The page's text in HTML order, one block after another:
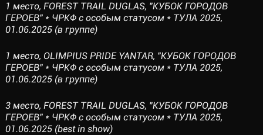
1 место, FOREST TRAIL DUGLAS, "КУБОК ГОРОДОВ
ГЕРОЕВ" * ЧРКФ с особым статусом * ТУЛА 2025,
01.06.2025 (в группе)
1 место, OLIMPIUS PRIDE YANTAR, "КУБОК ГОРОДОВ
ГЕРОЕВ" * ЧРКФ с особым статусом * ТУЛА 2025,
01.06.2025 (в группе)
3 место, FOREST TRAIL DUGLAS, "КУБОК ГОРОДОВ
ГЕРОЕВ" * ЧРКФ с особым статусом * ТУЛА 2025,
01.06.2025 (best in show)